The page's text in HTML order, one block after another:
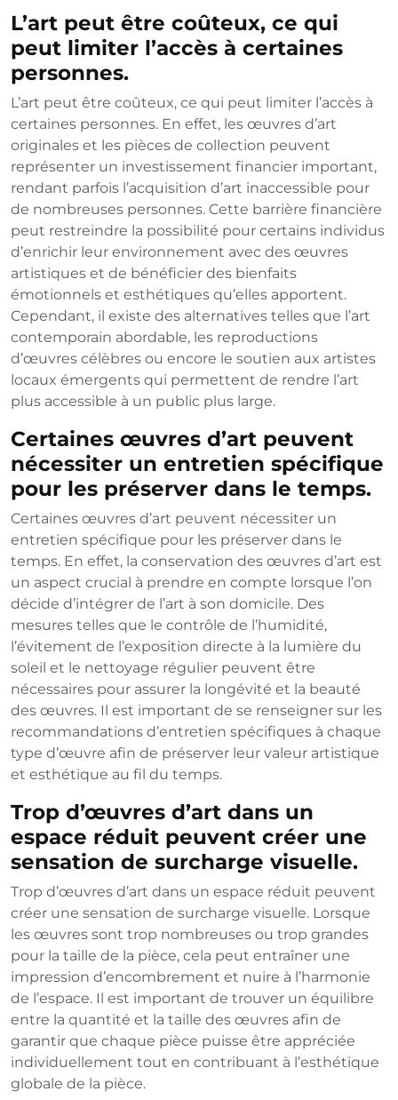
L’art peut être coûteux, ce qui
peut limiter l’accès à certaines
personnes.
L’art peut être coûteux, ce qui peut limiter l’accès à
certaines personnes. En effet, les œuvres d’art
originales et les pièces de collection peuvent
représenter un investissement financier important,
rendant parfois l’acquisition d’art inaccessible pour
de nombreuses personnes. Cette barrière financière
peut restreindre la possibilité pour certains individus
d’enrichir leur environnement avec des œuvres
artistiques et de bénéficier des bienfaits
émotionnels et esthétiques qu’elles apportent.
Cependant, il existe des alternatives telles que l’art
contemporain abordable, les reproductions
d’œuvres célèbres ou encore le soutien aux artistes
locaux émergents qui permettent de rendre l’art
plus accessible à un public plus large.
Certaines œuvres d’art peuvent
nécessiter un entretien spécifique
pour les préserver dans le temps.
Certaines œuvres d’art peuvent nécessiter un
entretien spécifique pour les préserver dans le
temps. En effet, la conservation des œuvres d’art est
un aspect crucial à prendre en compte lorsque l’on
décide d’intégrer de l’art à son domicile. Des
mesures telles que le contrôle de l’humidité,
l’évitement de l’exposition directe à la lumière du
soleil et le nettoyage régulier peuvent être
nécessaires pour assurer la longévité et la beauté
des œuvres. Il est important de se renseigner sur les
recommandations d’entretien spécifiques à chaque
type d’œuvre afin de préserver leur valeur artistique
et esthétique au fil du temps.
Trop d’œuvres d’art dans un
espace réduit peuvent créer une
sensation de surcharge visuelle.
Trop d’œuvres d’art dans un espace réduit peuvent
créer une sensation de surcharge visuelle. Lorsque
les œuvres sont trop nombreuses ou trop grandes
pour la taille de la pièce, cela peut entraîner une
impression d’encombrement et nuire à l’harmonie
de l’espace. Il est important de trouver un équilibre
entre la quantité et la taille des œuvres afin de
garantir que chaque pièce puisse être appréciée
individuellement tout en contribuant à l’esthétique
globale de la pièce.